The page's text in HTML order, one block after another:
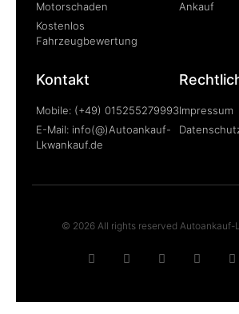
Motorschaden
Kostenlos
Fahrzeugbewertung
Ankauf
Kontakt
Mobile: (+49) 015255279993
E-Mail: info(@)Autoankauf-
Lkwankauf.de
Impressum
© 2026 All rights reserved Autoankauf-